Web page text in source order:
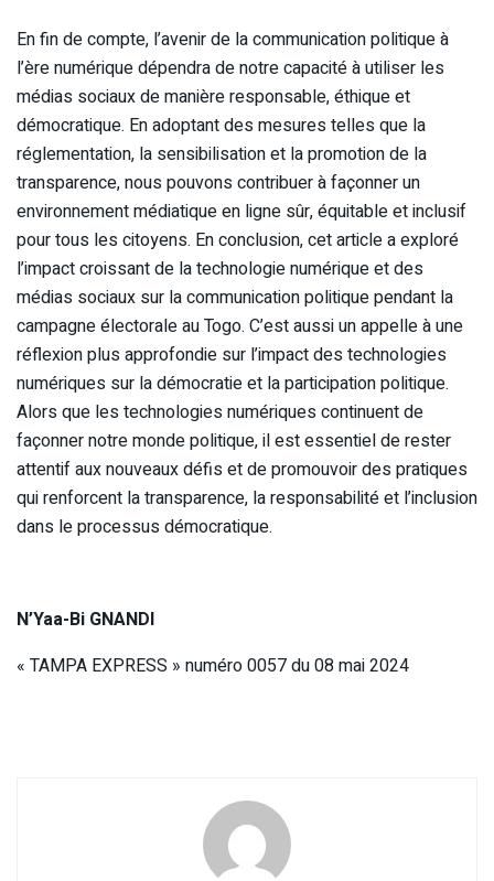
En fin de compte, l’avenir de la communication politique à
l’ère numérique dépendra de notre capacité à utiliser les
médias sociaux de manière responsable, éthique et
démocratique. En adoptant des mesures telles que la
réglementation, la sensibilisation et la promotion de la
transparence, nous pouvons contribuer à façonner un
environnement médiatique en ligne sûr, équitable et inclusif
pour tous les citoyens. En conclusion, cet article a exploré
l’impact croissant de la technologie numérique et des
médias sociaux sur la communication politique pendant la
campagne électorale au Togo. C’est aussi un appelle à une
réflexion plus approfondie sur l’impact des technologies
numériques sur la démocratie et la participation politique.
Alors que les technologies numériques continuent de
façonner notre monde politique, il est essentiel de rester
attentif aux nouveaux défis et de promouvoir des pratiques
qui renforcent la transparence, la responsabilité et l’inclusion
dans le processus démocratique.
N’Yaa-Bi GNANDI
« TAMPA EXPRESS » numéro 0057 du 08 mai 2024